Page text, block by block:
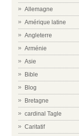
Allemagne
Amérique latine
Angleterre
Arménie
Asie
Bible
Blog
Bretagne
cardinal Tagle
Caritatif